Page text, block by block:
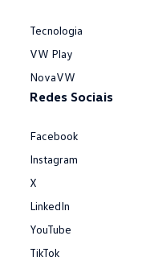
Tecnologia
VW Play
NovaVW
Redes Sociais
Facebook
Instagram
X
LinkedIn
YouTube
TikTok